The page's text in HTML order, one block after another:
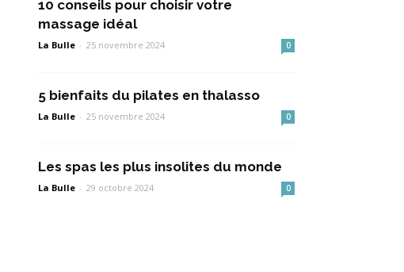
10 conseils pour choisir votre
massage idéal
La Bulle - 25 novembre 2024 0
5 bienfaits du pilates en thalasso
La Bulle - 25 novembre 2024 0
Les spas les plus insolites du monde
La Bulle - 29 octobre 2024 0